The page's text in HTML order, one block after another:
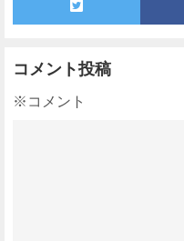
コメント投稿
※コメント